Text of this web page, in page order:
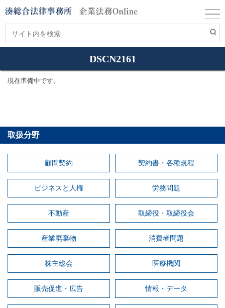
DSCN2161
現在準備中です。
取扱分野
顧問契約 契約書・各種規程
ビジネスと人権 労務問題
不動産 取締役・取締役会
産業廃棄物 消費者問題
株主総会 医療機関
販売促進・広告 情報・データ